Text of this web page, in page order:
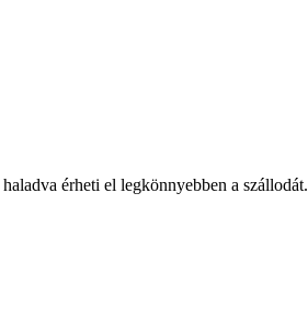
érheti el legkönnyebben a szállodát.